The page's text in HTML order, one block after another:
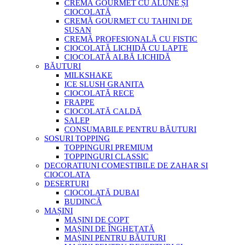
CREMĂ GOURMET CU ALUNE ȘI
CIOCOLATĂ
CREMĂ GOURMET CU TAHINI DE
SUSAN
CREMĂ PROFESIONALĂ CU FISTIC
CIOCOLATĂ LICHIDĂ CU LAPTE
CIOCOLATĂ ALBĂ LICHIDĂ
BĂUTURI
MILKSHAKE
ICE SLUSH GRANITA
CIOCOLATĂ RECE
FRAPPE
CIOCOLATĂ CALDĂ
SALEP
CONSUMABILE PENTRU BĂUTURI
SOSURI TOPPING
TOPPINGURI PREMIUM
TOPPINGURI CLASSIC
DECORATIUNI COMESTIBILE DE ZAHAR SI
CIOCOLATA
DESERTURI
CIOCOLATĂ DUBAI
BUDINCĂ
MAȘINI
MAȘINI DE COPT
MAȘINI DE ÎNGHEȚATĂ
MAȘINI PENTRU BĂUTURI